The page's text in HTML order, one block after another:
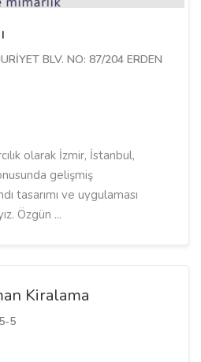
BLV. NO: 87/204 ERDEN
olarak İzmir, İstanbul,
gelişmiş
tasarımı ve uygulaması
Özgün ...
Kiralama
5